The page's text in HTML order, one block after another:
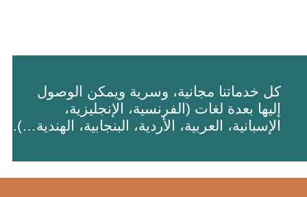
كل خدماتنا مجانية، وسرية ويمكن الوصول
إليها بعدة لغات (الفرنسية، الإنجليزية،
الإسبانية، العربية، الأردية، البنجابية، الهندية…).